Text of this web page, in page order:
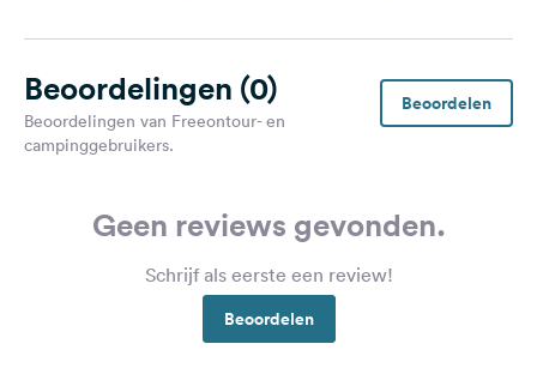
Beoordelingen (0)
Beoordelingen van Freeontour- en
campinggebruikers.
Beoordelen
Geen reviews gevonden.
Schrijf als eerste een review!
Beoordelen